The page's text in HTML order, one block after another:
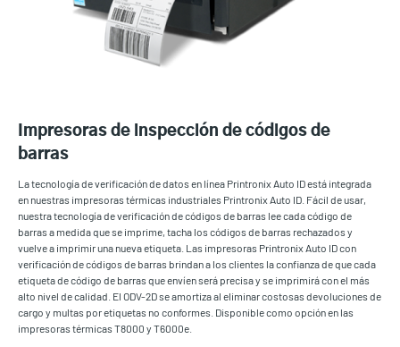
Impresoras de inspección de códigos de
barras
La tecnología de verificación de datos en línea Printronix Auto ID está integrada
en nuestras impresoras térmicas industriales Printronix Auto ID. Fácil de usar,
nuestra tecnología de verificación de códigos de barras lee cada código de
barras a medida que se imprime, tacha los códigos de barras rechazados y
vuelve a imprimir una nueva etiqueta. Las impresoras Printronix Auto ID con
verificación de códigos de barras brindan a los clientes la confianza de que cada
etiqueta de código de barras que envíen será precisa y se imprimirá con el más
alto nivel de calidad. El ODV-2D se amortiza al eliminar costosas devoluciones de
cargo y multas por etiquetas no conformes. Disponible como opción en las
impresoras térmicas T8000 y T6000e.